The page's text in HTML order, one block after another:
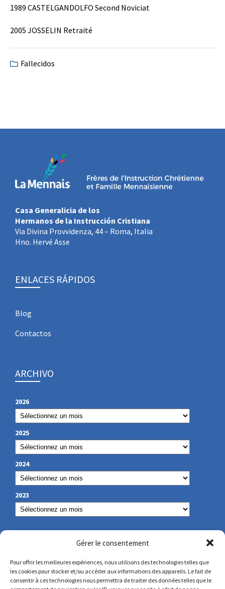
Gérer le consentement
Pour offrir les meilleures expériences, nous utilisons des technologies telles que
les cookies pour stocker et/ou accéder aux informations des appareils. Le fait de
consentir à ces technologies nous permettra de traiter des données telles que le
1989 CASTELGANDOLFO Second Noviciat
2005 JOSSELIN Retraité
Fallecidos
Casa Generalicia de los
Hermanos de la Instrucción Cristiana
Via Divina Provvidenza, 44 – Roma, Italia
Hno. Hervé Asse
ENLACES RÁPIDOS
Blog
Contactos
ARCHIVO
2026
2025
2024
2023
NUESTROS DATOS DE CONTACTO
secretariat@lamennais.org